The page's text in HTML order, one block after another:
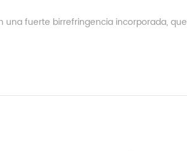
una fuerte birrefringencia incorporada, que